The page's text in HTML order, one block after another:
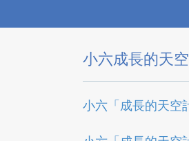
小六成長的天
小六「成長的天空